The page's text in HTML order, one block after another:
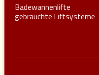
Badewannenlifte
gebrauchte Liftsysteme